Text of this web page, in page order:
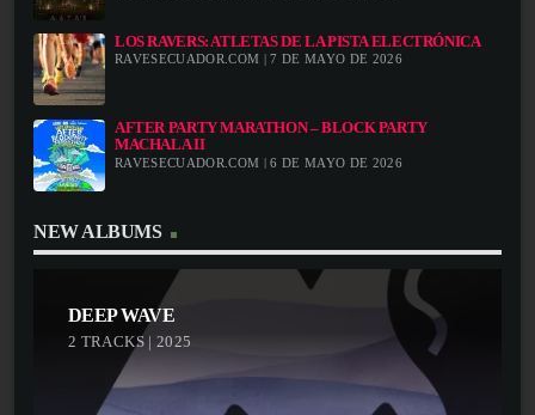
LOS RAVERS: ATLETAS DE LA PISTA ELECTRÓNICA
RAVESECUADOR.COM | 7 DE MAYO DE 2026
AFTER PARTY MARATHON – BLOCK PARTY
MACHALA II
RAVESECUADOR.COM | 6 DE MAYO DE 2026
NEW ALBUMS
DEEP WAVE
2 TRACKS | 2025